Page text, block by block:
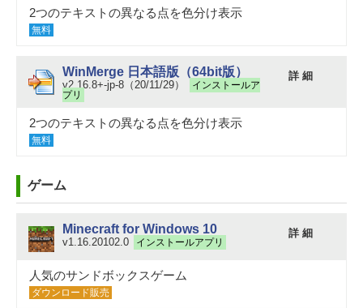
2つのテキストの異なる点を色分け表示
無料
WinMerge 日本語版（64bit版）
v2.16.8+-jp-8（20/11/29）
インストールア
プリ
詳 細
2つのテキストの異なる点を色分け表示
無料
ゲーム
Minecraft for Windows 10
v1.16.20102.0 インストールアプリ
詳 細
人気のサンドボックスゲーム
ダウンロード販売